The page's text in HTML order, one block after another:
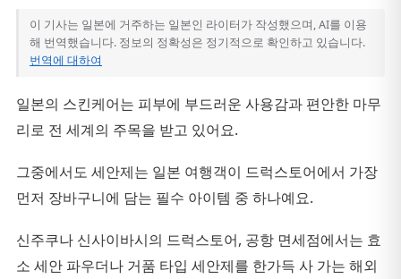
이 기사는 일본에 거주하는 일본인 라이터가 작성했으며, AI를 이용
해 번역했습니다. 정보의 정확성은 정기적으로 확인하고 있습니다.
번역에 대하여
일본의 스킨케어는 피부에 부드러운 사용감과 편안한 마무
리로 전 세계의 주목을 받고 있어요.
그중에서도 세안제는 일본 여행객이 드럭스토어에서 가장
먼저 장바구니에 담는 필수 아이템 중 하나예요.
신주쿠나 신사이바시의 드럭스토어, 공항 면세점에서는 효
소 세안 파우더나 거품 타입 세안제를 한가득 사 가는 해외